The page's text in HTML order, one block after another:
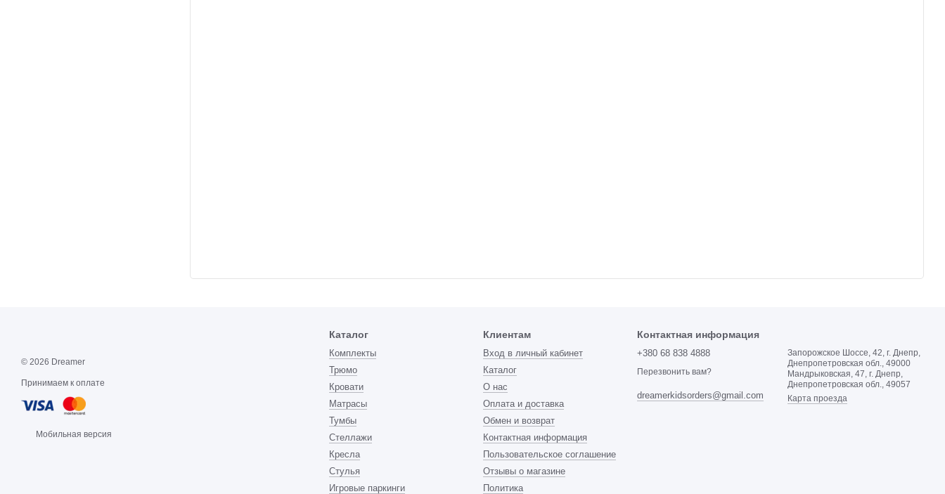
© 2026 Dreamer
Принимаем к оплате
Мобильная версия
Каталог
Комплекты
Трюмо
Кровати
Матрасы
Тумбы
Стеллажи
Кресла
Стулья
Игровые паркинги
Клиентам
Вход в личный кабинет
Каталог
О нас
Оплата и доставка
Обмен и возврат
Контактная информация
Пользовательское соглашение
Отзывы о магазине
Политика
Контактная информация
+380 68 838 4888
Перезвонить вам?
dreamerkidsorders@gmail.com
Запорожское Шоссе, 42, г. Днепр,
Днепропетровская обл., 49000
Мандрыковская, 47, г. Днепр,
Днепропетровская обл., 49057
Карта проезда